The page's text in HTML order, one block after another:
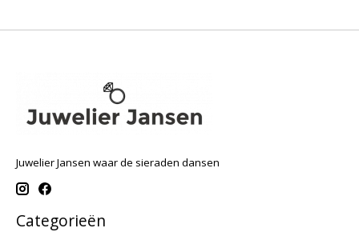
Juwelier Jansen waar de sieraden dansen
Categorieën